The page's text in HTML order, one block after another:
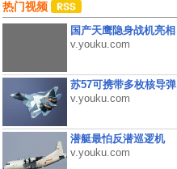
热门视频
国产天鹰隐身战机亮相
v.youku.com
苏57可携带多枚核导弹
v.youku.com
潜艇最怕反潜巡逻机
v.youku.com